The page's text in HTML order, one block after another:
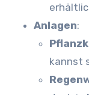
Anlagen:
kannst